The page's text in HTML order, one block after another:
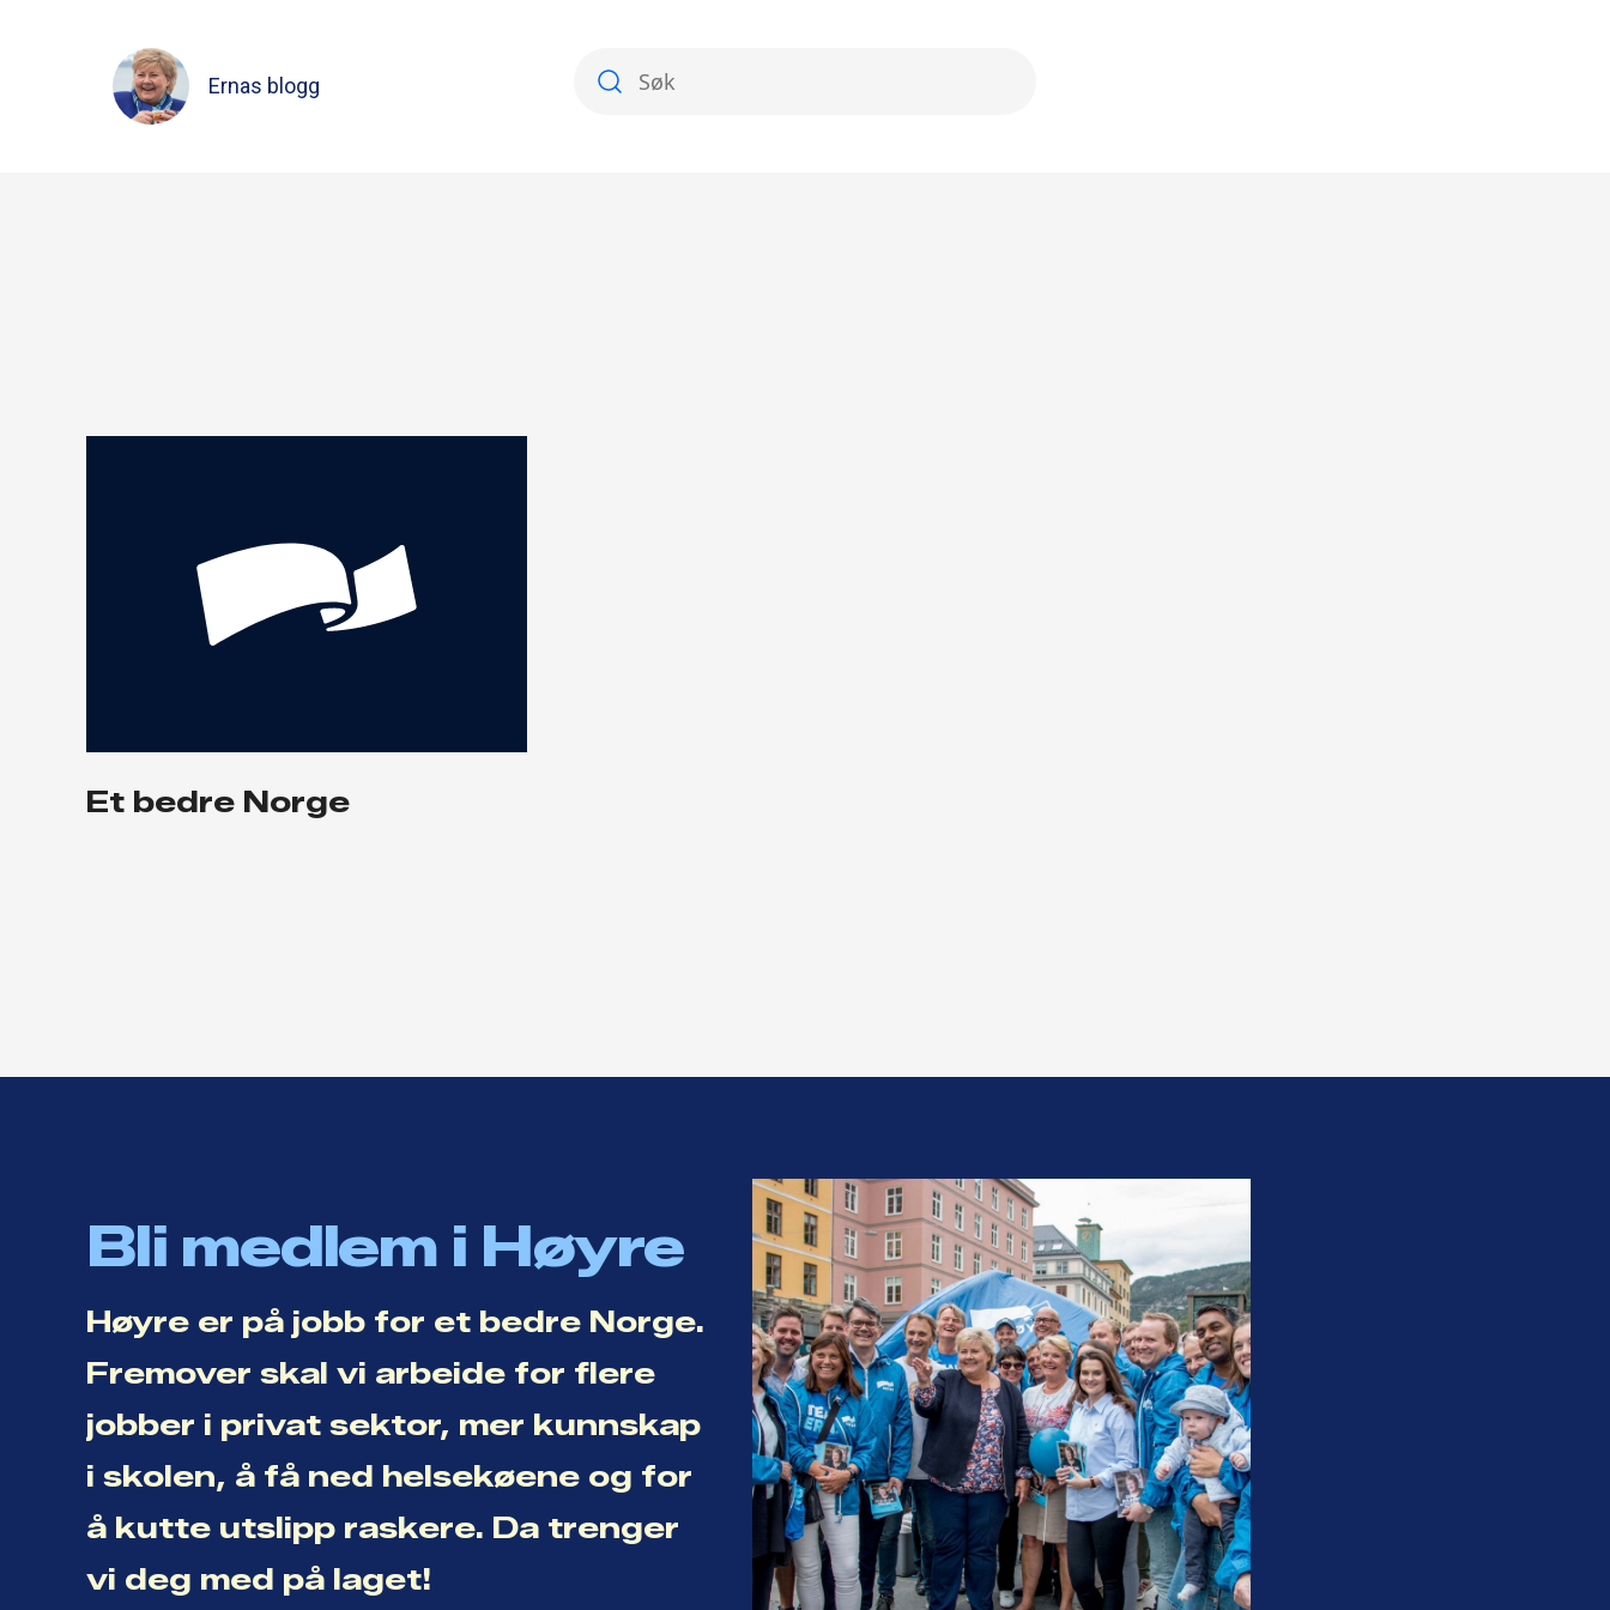
Ernas blogg
Et bedre Norge
Bli medlem i Høyre
Høyre er på jobb for et bedre Norge.
Fremover skal vi arbeide for flere
jobber i privat sektor, mer kunnskap
i skolen, å få ned helsekøene og for
å kutte utslipp raskere. Da trenger
vi deg med på laget!